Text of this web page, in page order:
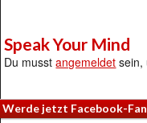
Speak Your Mind
Du musstangemeldet sein,
Werde jetzt Facebook-